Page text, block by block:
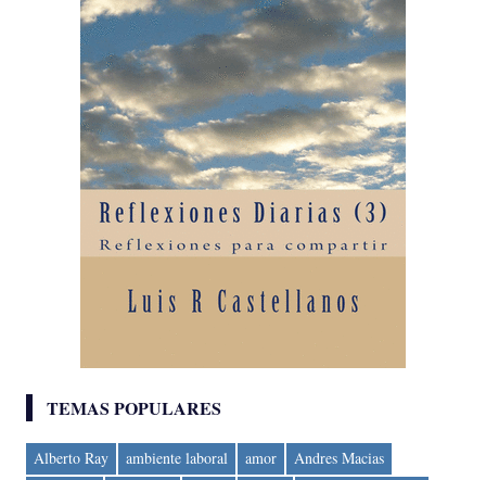
TEMAS POPULARES
Alberto Ray ambiente laboral amor
Andres Macias